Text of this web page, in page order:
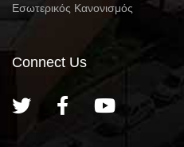
Εσωτερικός Κανονισμός
Connect Us